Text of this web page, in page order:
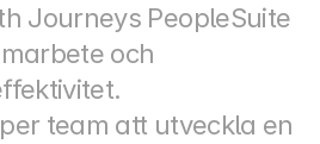
Journeys PeopleSuite
och
team att utveckla en